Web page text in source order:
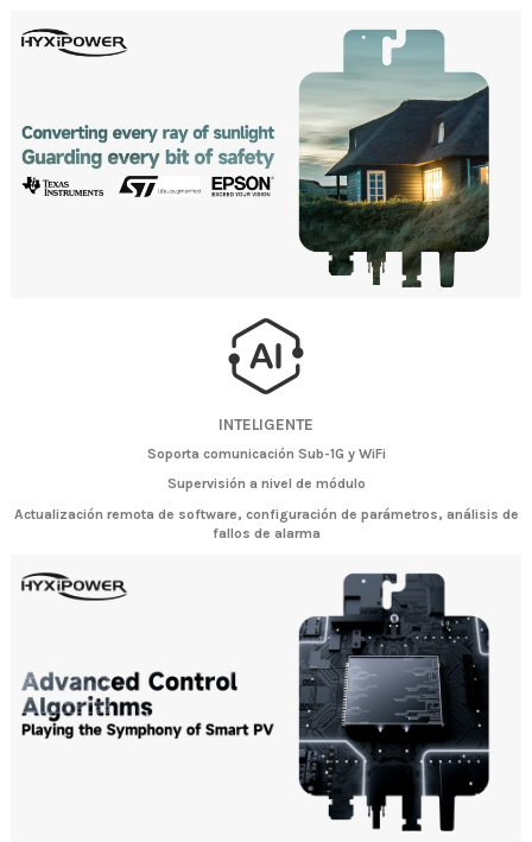
INTELIGENTE
Soporta comunicación Sub-1G y WiFi
Supervisión a nivel de módulo
Actualización remota de software, configuración de parámetros, análisis de
fallos de alarma